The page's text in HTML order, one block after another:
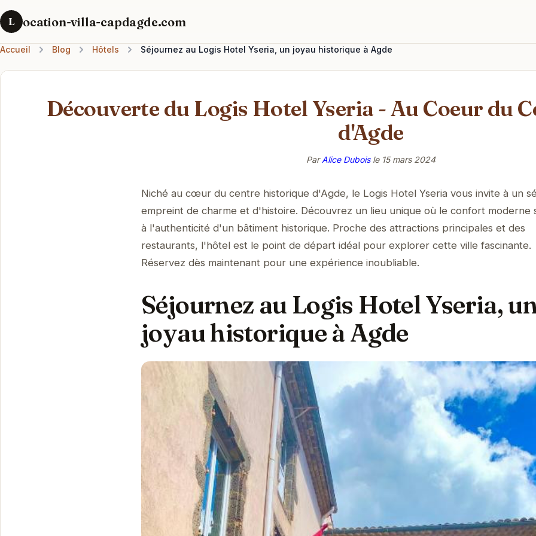
L ocation-villa-capdagde.com
Accueil Blog Hôtels Séjournez au Logis Hotel Yseria, un joyau historique à Agde
Découverte du Logis Hotel Yseria - Au Coeur du
d'Agde
ParAlice Duboisle 15 mars 2024
Niché au cœur du centre historique d'Agde, le Logis Hotel Yseria vous invite à un
empreint de charme et d'histoire. Découvrez un lieu unique où le confort moderne
à l'authenticité d'un bâtiment historique. Proche des attractions principales et des
restaurants, l'hôtel est le point de départ idéal pour explorer cette ville fascinante.
Réservez dès maintenant pour une expérience inoubliable.
Séjournez au Logis Hotel Yseria,
joyau historique à Agde